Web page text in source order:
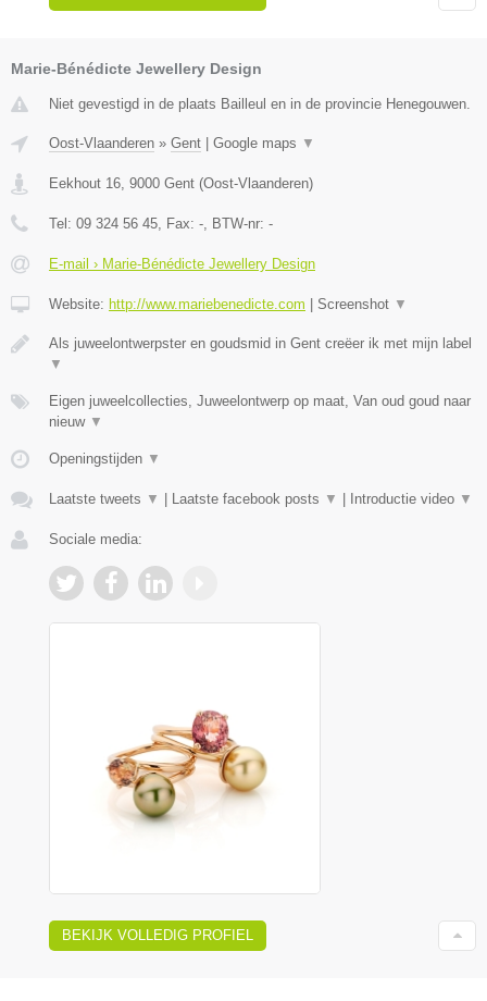
Marie-Bénédicte Jewellery Design
Niet gevestigd in de plaats Bailleul en in de provincie Henegouwen.
Oost-Vlaanderen » Gent Google maps ▼
Eekhout 16, 9000 Gent (Oost-Vlaanderen)
Tel: 09 324 56 45, Fax: -, BTW-nr: -
E-mail › Marie-Bénédicte Jewellery Design
Website: http://www.mariebenedicte.com Screenshot ▼
Als juweelontwerpster en goudsmid in Gent creëer ik met mijn label
▼
Eigen juweelcollecties, Juweelontwerp op maat, Van oud goud naar
nieuw ▼
Openingstijden ▼
Laatste tweets ▼ Laatste facebook posts ▼ Introductie video ▼
Sociale media:
BEKIJK VOLLEDIG PROFIEL